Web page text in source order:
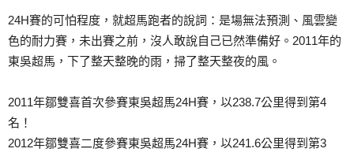
24H賽的可怕程度，就超馬跑者的說詞：是場無法預測、 風雲變
色的耐力賽，未出賽之前，沒人敢說自己已然準備好 。2011年的
東吳超馬，下了整天整晚的雨，掃了整天整夜的風。
2011年鄒雙喜首次參賽東吳超馬24H賽，以238.7公里得到第4
名！
2012年鄒雙喜二度參賽東吳超馬24H賽，以241.6公里得到第3